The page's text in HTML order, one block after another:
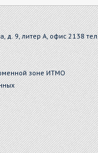
д. 9, литер А, офис 2138
зоне ИТМО